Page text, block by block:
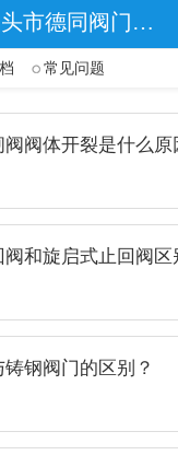
网
信
联
泊头市德同阀门有限公司
常见问题
阀体开裂是什么原
和旋启式止回阀区
钢阀门的区别？